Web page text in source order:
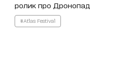
ролик про Дронопад
#Atlas Festival